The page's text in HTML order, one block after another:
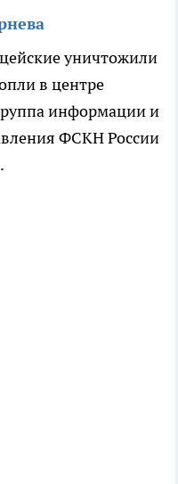
уничтожили
в центре
информации и
ФСКН России